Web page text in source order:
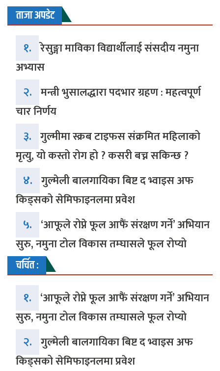
ताजा अपडेट
१. रेसुङ्गा माविका विद्यार्थीलाई संसदीय नमुना
अभ्यास
२. मन्त्री भुसालद्धारा पदभार ग्रहण : महत्वपूर्ण
चार निर्णय
३. गुल्मीमा स्क्रब टाइफस संक्रमित महिलाको
मृत्यु, यो कस्तो रोग हो ? कसरी बच्न सकिन्छ ?
४. गुल्मेली बालगायिका बिष्ट द भ्वाइस अफ
किड्सको सेमिफाइनलमा प्रवेश
५. ‘आफूले रोप्ने फूल आफैं संरक्षण गर्ने’ अभियान
सुरु, नमुना टोल विकास तम्घासले फूल रोप्यो
चर्चित :
१. ‘आफूले रोप्ने फूल आफैं संरक्षण गर्ने’ अभियान
सुरु, नमुना टोल विकास तम्घासले फूल रोप्यो
२. गुल्मेली बालगायिका बिष्ट द भ्वाइस अफ
किड्सको सेमिफाइनलमा प्रवेश